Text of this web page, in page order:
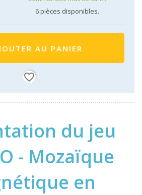
6pièces disponibles.
AU PANIER
favorite_border
du jeu
- Mozaïque
en